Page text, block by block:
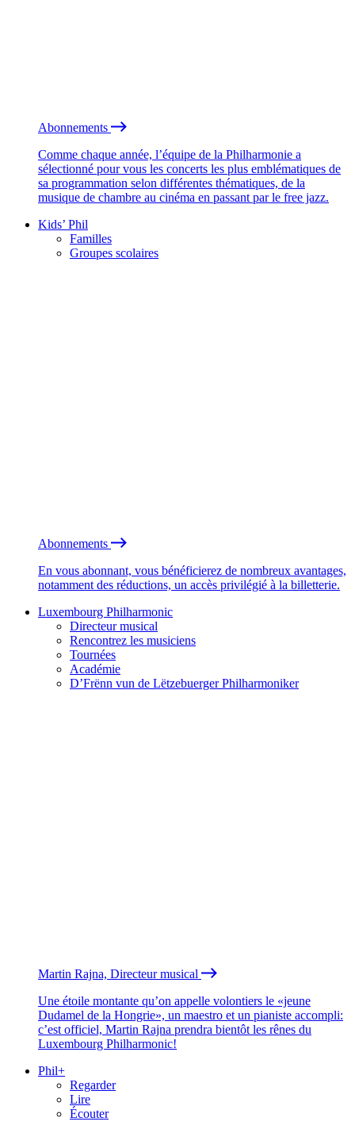
Abonnements
Comme chaque année, l’équipe de la Philharmonie a
sélectionné pour vous les concerts les plus emblématiques de
sa programmation selon différentes thématiques, de la
musique de chambre au cinéma en passant par le free jazz.
Kids’ Phil
Familles
Groupes scolaires
Abonnements
En vous abonnant, vous bénéficierez de nombreux avantages,
notamment des réductions, un accès privilégié à la billetterie.
Luxembourg Philharmonic
Directeur musical
Rencontrez les musiciens
Tournées
Académie
D’Frënn vun de Lëtzebuerger Philharmoniker
Martin Rajna, Directeur musical
Une étoile montante qu’on appelle volontiers le «jeune
Dudamel de la Hongrie», un maestro et un pianiste accompli:
c’est officiel, Martin Rajna prendra bientôt les rênes du
Luxembourg Philharmonic!
Phil+
Regarder
Lire
Écouter